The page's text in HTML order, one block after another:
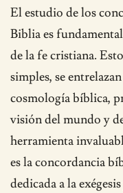
El estudio de los
Biblia es
de la fe cristiana.
simples, se
cosmología bíblica,
visión del mundo y
herramienta
es la concordancia
dedicada a la